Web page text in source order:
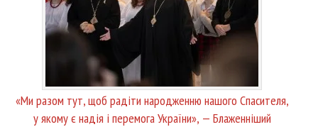
«Ми разом тут, щоб радіти народженню нашого Спасителя,
у якому є надія і перемога України», — Блаженніший